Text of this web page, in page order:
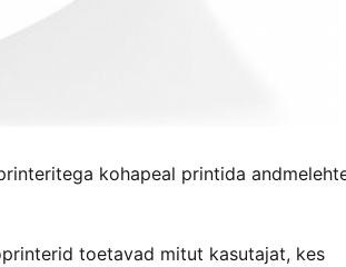
kohapeal printida
toetavad mitut kasutajat, kes